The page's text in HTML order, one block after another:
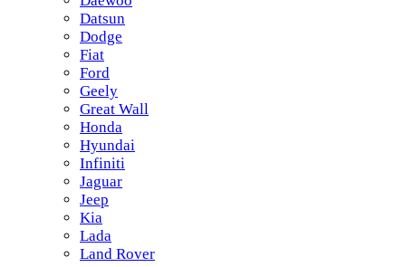
Datsun
Dodge
Fiat
Ford
Geely
Great Wall
Honda
Hyundai
Infiniti
Jaguar
Jeep
Kia
Lada
Land Rover